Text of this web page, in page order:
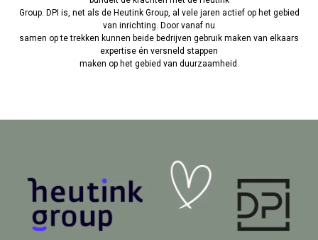
Group. DPI is, net als de Heutink Group, al vele jaren actief op het gebied
van inrichting. Door vanaf nu
samen op te trekken kunnen beide bedrijven gebruik maken van elkaars
expertise én versneld stappen
maken op het gebied van duurzaamheid.